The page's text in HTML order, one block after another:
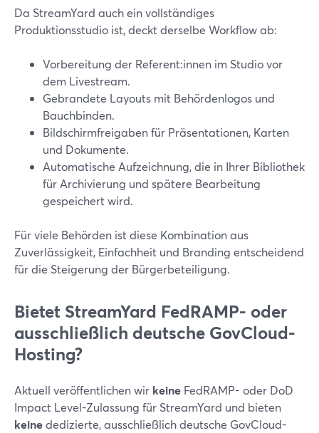
Da StreamYard auch ein vollständiges
Produktionsstudio ist, deckt derselbe Workflow ab:
Vorbereitung der Referent:innen im Studio vor
dem Livestream.
Gebrandete Layouts mit Behördenlogos und
Bauchbinden.
Bildschirmfreigaben für Präsentationen, Karten
und Dokumente.
Automatische Aufzeichnung, die in Ihrer Bibliothek
für Archivierung und spätere Bearbeitung
gespeichert wird.
Für viele Behörden ist diese Kombination aus
Zuverlässigkeit, Einfachheit und Branding entscheidend
für die Steigerung der Bürgerbeteiligung.
Bietet StreamYard FedRAMP- oder
ausschließlich deutsche GovCloud-
Hosting?
Aktuell veröffentlichen wir keine FedRAMP- oder DoD
Impact Level-Zulassung für StreamYard und bieten
keinededizierte, ausschließlich deutsche GovCloud-